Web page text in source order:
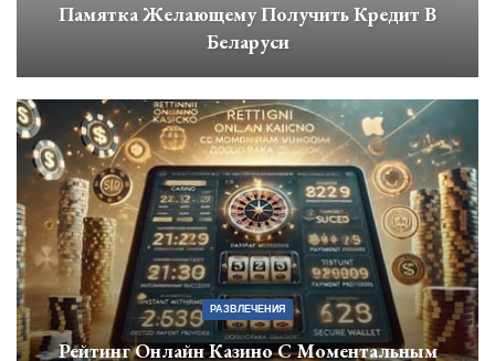
Памятка Желающему Получить Кредит В
Беларуси
РАЗВЛЕЧЕНИЯ
Рейтинг Онлайн Казино С Моментальным